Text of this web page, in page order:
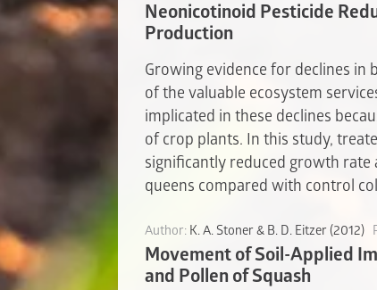
Neonicotinoid Pesticide
Production
Growing evidence for declines in
of the valuable ecosystem
implicated in these declines
of crop plants. In this study,
significantly reduced growth
queens compared with control
Author: K. A. Stoner & B. D. Eitzer (2012)
Movement of Soil-Applied
and Pollen of Squash